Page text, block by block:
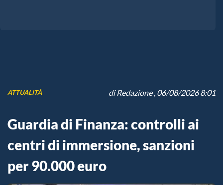
ATTUALITÀ diRedazione, 06/08/2026 8:01
Guardia di Finanza: controlli ai
centri di immersione, sanzioni
per 90.000 euro